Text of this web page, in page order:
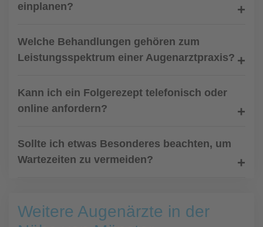
einplanen?
Welche Behandlungen gehören zum
Leistungsspektrum einer Augenarztpraxis?
Kann ich ein Folgerezept telefonisch oder
online anfordern?
Sollte ich etwas Besonderes beachten, um
Wartezeiten zu vermeiden?
Weitere Augenärzte in der